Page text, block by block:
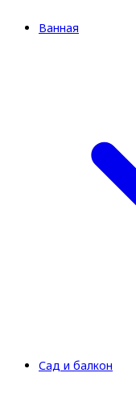
Ванная
Сад и балкон